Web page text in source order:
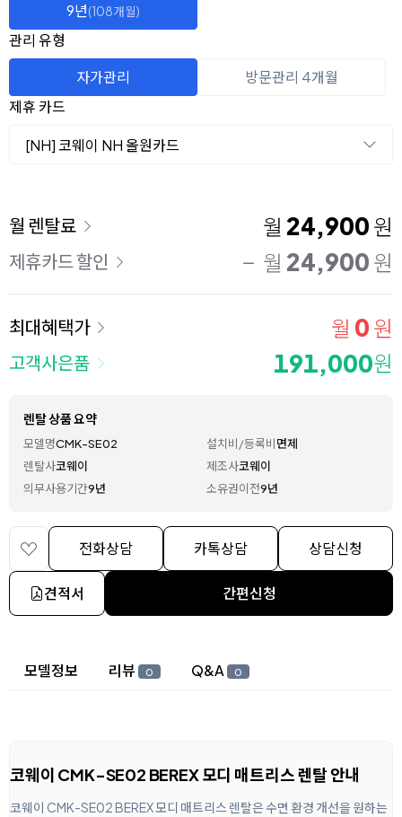
9년(108개월)
관리 유형
자가관리
방문관리 4개월
제휴 카드
[NH] 코웨이 NH 올원카드
이용 요금
월 렌탈료 월 24,900 원
제휴카드 할인 월 24,900 원
최대혜택가 월 0 원
고객사은품 191,000원
렌탈 상품 요약
모델명CMK-SE02 설치비/등록비면제
렌탈사코웨이 제조사코웨이
의무사용기간9년 소유권이전9년
전화상담 카톡상담 상담신청
견적서 간편신청
상세 정보
모델정보 리뷰 0 Q&A 0
코웨이 CMK-SE02 BEREX 모디 매트리스 렌탈 안내
코웨이 CMK-SE02 BEREX 모디 매트리스 렌탈은 수면 환경 개선을 원하는